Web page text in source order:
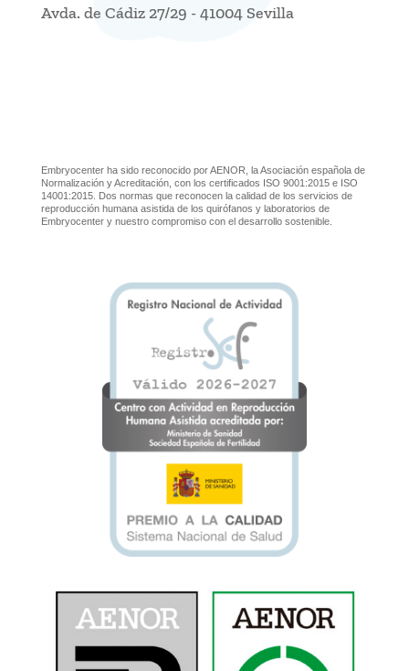
Avda. de Cádiz 27/29 - 41004 Sevilla
Embryocenter ha sido reconocido por AENOR, la Asociación española de
Normalización y Acreditación, con los certificados ISO 9001:2015 e ISO
14001:2015. Dos normas que reconocen la calidad de los servicios de
reproducción humana asistida de los quirófanos y laboratorios de
Embryocenter y nuestro compromiso con el desarrollo sostenible.